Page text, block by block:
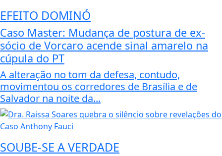
EFEITO DOMINÓ
Caso Master: Mudança de postura de ex-
sócio de Vorcaro acende sinal amarelo na
cúpula do PT
A alteração no tom da defesa, contudo,
movimentou os corredores de Brasília e de
Salvador na noite da...
SOUBE-SE A VERDADE